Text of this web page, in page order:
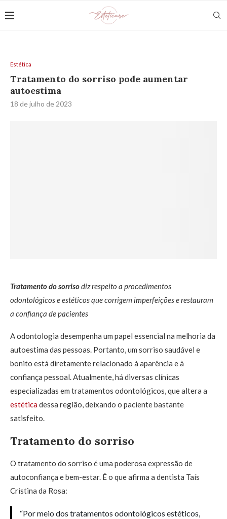
Estética
Tratamento do sorriso pode aumentar
autoestima
18 de julho de 2023
Tratamento do sorrisodiz respeito a procedimentos
odontológicos e estéticos que corrigem imperfeições e restauram
a confiança de pacientes
A odontologia desempenha um papel essencial na melhoria da
autoestima das pessoas. Portanto, um sorriso saudável e
bonito está diretamente relacionado à aparência e à
confiança pessoal. Atualmente, há diversas clínicas
especializadas em tratamentos odontológicos, que altera a
estéticadessa região, deixando o paciente bastante
satisfeito.
Tratamento do sorriso
O tratamento do sorriso é uma poderosa expressão de
autoconfiança e bem-estar. É o que afirma a dentista Taís
Cristina da Rosa:
“Por meio dos tratamentos odontológicos estéticos,